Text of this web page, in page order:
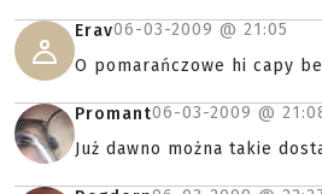
Erav06-03-2009 @ 21:05
O pomarańczowe hi capy
Promant06-03-2009 @
Już dawno można takie